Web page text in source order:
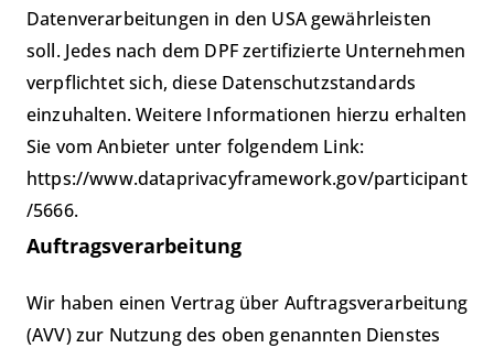
Datenverarbeitungen in den USA gewährleisten
soll. Jedes nach dem DPF zertifizierte Unternehmen
verpflichtet sich, diese Datenschutzstandards
einzuhalten. Weitere Informationen hierzu erhalten
Sie vom Anbieter unter folgendem Link:
https://www.dataprivacyframework.gov/participant
/5666.
Auftragsverarbeitung
Wir haben einen Vertrag über Auftragsverarbeitung
(AVV) zur Nutzung des oben genannten Dienstes